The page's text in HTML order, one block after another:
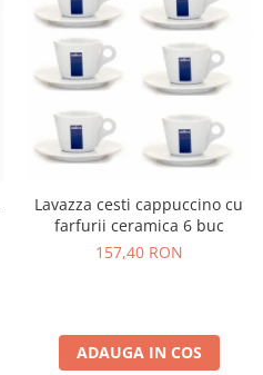
Lavazza cesti cappuccino cu
farfurii ceramica 6 buc
157,40 RON
ADAUGA IN COS